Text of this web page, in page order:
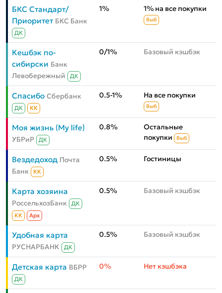
БКС Стандарт/
Приоритет БКС Банк
ДК
1% 1% на все покупки
Выб
Кешбэк по-
сибирски Банк
Левобережный
ДК
0/1% Базовый кэшбэк
Спасибо Сбербанк
ДК КК
0.5-1% На все покупки
Выб
Моя жизнь (My life)
УБРиР ДК
0.8%
Остальные
покупки
Выб
Вездедоход Почта
Банк
КК
0.5% Гостиницы
Карта хозяина
РоссельхозБанк
ДК
КК
Aрх
0.5% Базовый кэшбэк
Удобная карта
РУСНАРБАНК ДК
0.5% Базовый кэшбэк
Детская карта ВБРР
ДК
0% Нет кэшбэка